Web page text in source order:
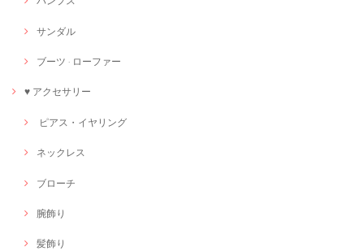
サンダル
ブーツ · ローファー
♥ アクセサリー
ピアス・イヤリング
ネックレス
ブローチ
腕飾り
髪飾り